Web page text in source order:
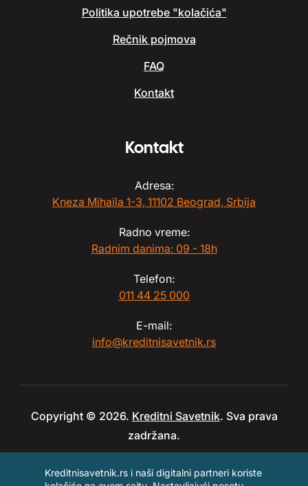
Politika upotrebe "kolačića"
Rečnik pojmova
FAQ
Kontakt
Kontakt
Adresa:
Kneza Mihaila 1-3, 11102 Beograd, Srbija
Radno vreme:
Radnim danima: 09 - 18h
Telefon:
011 44 25 000
E-mail:
info@kreditnisavetnik.rs
Copyright © 2026. Kreditni Savetnik. Sva prava
zadržana.
Kreditnisavetnik.rs i naši digitalni partneri koriste